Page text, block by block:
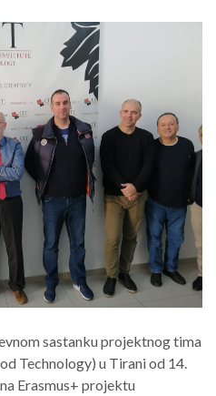
sastanku projektnog tima
Technology) u Tirani od 14.
Erasmus+ projektu